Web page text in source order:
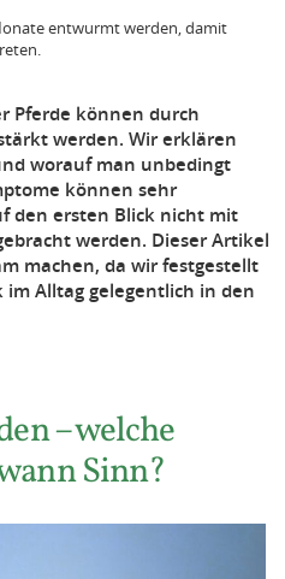
entwurmt werden, damit
Pferde können durch
werden. Wir erklären
worauf man unbedingt
können sehr
den ersten Blick nicht mit
werden. Dieser Artikel
machen, da wir festgestellt
im Alltag gelegentlich in den
– welche
Sinn?